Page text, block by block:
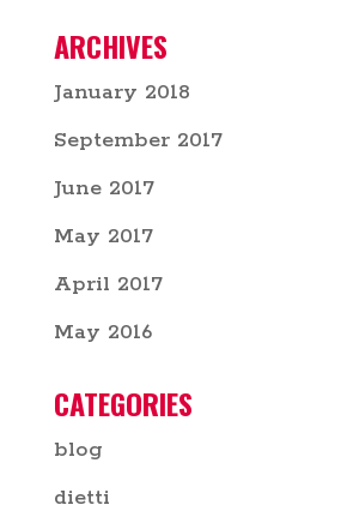
ARCHIVES
January 2018
September 2017
June 2017
May 2017
April 2017
May 2016
CATEGORIES
blog
dietti